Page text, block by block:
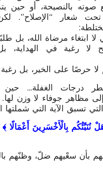
صوته بالنصيحة، أو حين
تحت شعار “الإصلاح”.
ابتغاء مرضاة الله، بل طلبًا
لا رغبة في الهداية،
لا حرصًا على الخير، بل
درجات الغفلة… حين
مظاهر جوفاء لا وزن لها.
تسبق الآية التي شملتها
نُنَبِّئُكُم بِالْأَخْسَرِينَ أَعْمَالًا ﴾
بأن سعْيهم ضلّ، وظنّهم